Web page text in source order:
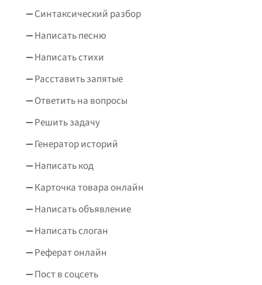
Синтаксический разбор
Написать песню
Написать стихи
Расставить запятые
Ответить на вопросы
Решить задачу
Генератор историй
Написать код
Карточка товара онлайн
Написать объявление
Написать слоган
Реферат онлайн
Пост в соцсеть